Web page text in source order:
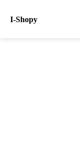
I-Shopy